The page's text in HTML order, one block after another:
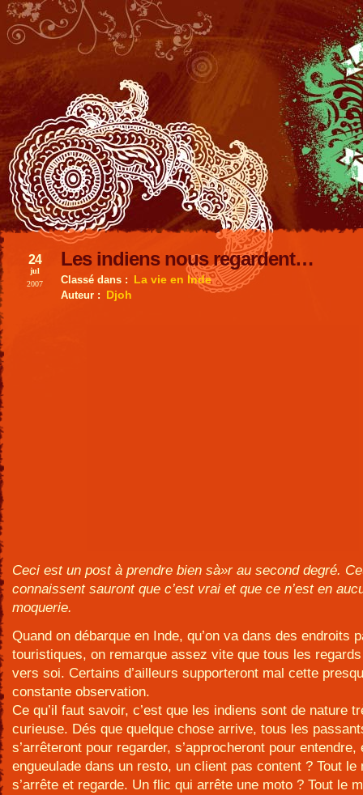
Les indiens nous regardent…
24
jul
2007
Classé dans : La vie en Inde
Auteur : Djoh
Ceci est un post à prendre bien sà»r au second degré.
connaissent sauront que c’est vrai et que ce n’est en
moquerie.
Quand on débarque en Inde, qu’on va dans des endroits
touristiques, on remarque assez vite que tous les
vers soi. Certains d’ailleurs supporteront mal cette
constante observation.
Ce qu’il faut savoir, c’est que les indiens sont de nature
curieuse. Dés que quelque chose arrive, tous les
s’arrêteront pour regarder, s’approcheront pour entendre,
engueulade dans un resto, un client pas content ? Tout le
s’arrête et regarde. Un flic qui arrête une moto ? Tout le